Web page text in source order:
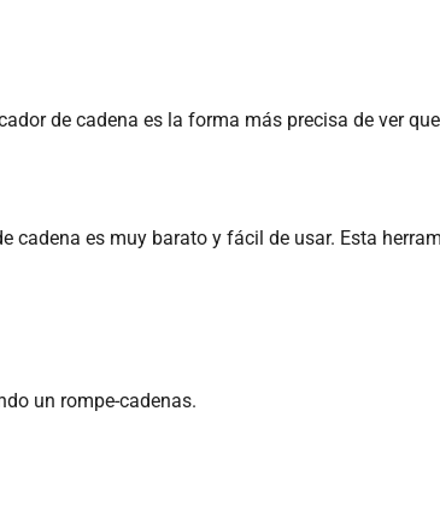
de cadena es la forma más precisa de ver
cadena es muy barato y fácil de usar. Esta
un rompe-cadenas.